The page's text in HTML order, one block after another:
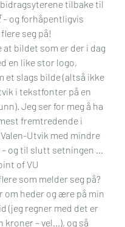
tilbake til
og forhåpentligvis
seg på!
at bildet som er der i dag
en like stor logo,
et slags bilde (altså ikke
i tekstfonter på en
Jeg ser for meg å ha
fremtredende i
Utvik med mindre
og til slutt setningen …
of VU
som melder seg på?
om heder og ære på min
(jeg regner med det er
kroner – vel…), og så